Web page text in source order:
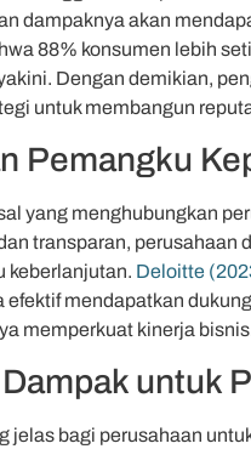
dampaknya akan
88% konsumen lebih
Dengan demikian,
untuk membangun
Pemangku
yang menghubungkan
transparan, perusahaan
keberlanjutan. Deloitte
mendapatkan
memperkuat kinerja
untuk
jelas bagi perusahaan